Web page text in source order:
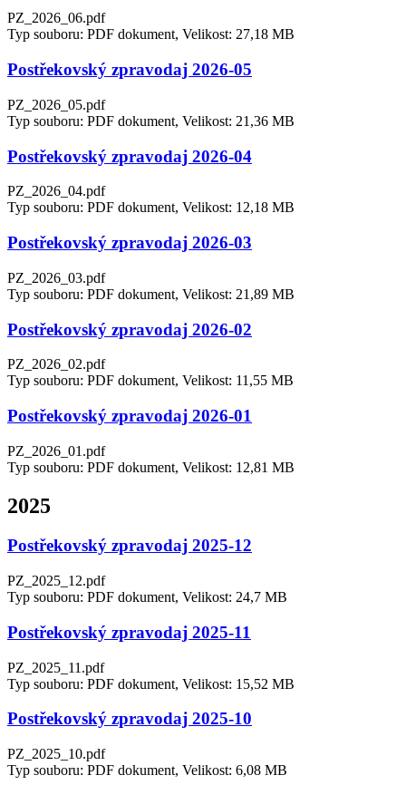
PZ_2026_06.pdf
Typ souboru: PDF dokument, Velikost: 27,18 MB
Postřekovský zpravodaj 2026-05
PZ_2026_05.pdf
Typ souboru: PDF dokument, Velikost: 21,36 MB
Postřekovský zpravodaj 2026-04
PZ_2026_04.pdf
Typ souboru: PDF dokument, Velikost: 12,18 MB
Postřekovský zpravodaj 2026-03
PZ_2026_03.pdf
Typ souboru: PDF dokument, Velikost: 21,89 MB
Postřekovský zpravodaj 2026-02
PZ_2026_02.pdf
Typ souboru: PDF dokument, Velikost: 11,55 MB
Postřekovský zpravodaj 2026-01
PZ_2026_01.pdf
Typ souboru: PDF dokument, Velikost: 12,81 MB
2025
Postřekovský zpravodaj 2025-12
PZ_2025_12.pdf
Typ souboru: PDF dokument, Velikost: 24,7 MB
Postřekovský zpravodaj 2025-11
PZ_2025_11.pdf
Typ souboru: PDF dokument, Velikost: 15,52 MB
Postřekovský zpravodaj 2025-10
PZ_2025_10.pdf
Typ souboru: PDF dokument, Velikost: 6,08 MB